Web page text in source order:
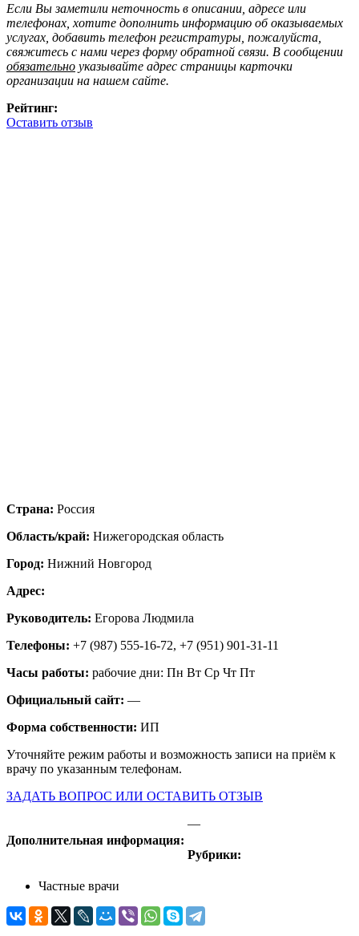
Если Вы заметили неточность в описании, адресе или
телефонах, хотите дополнить информацию об оказываемых
услугах, добавить телефон регистратуры, пожалуйста,
свяжитесь с нами через форму обратной связи. В сообщении
обязательно указывайте адрес страницы карточки
организации на нашем сайте.
Рейтинг:
Оставить отзыв
Страна: Россия
Область/край: Нижегородская область
Город: Нижний Новгород
Адрес:
Руководитель: Егорова Людмила
Телефоны: +7 (987) 555-16-72, +7 (951) 901-31-11
Часы работы: рабочие дни: Пн Вт Ср Чт Пт
Официальный сайт: —
Форма собственности: ИП
Уточняйте режим работы и возможность записи на приём к
врачу по указанным телефонам.
ЗАДАТЬ ВОПРОС ИЛИ ОСТАВИТЬ ОТЗЫВ
Дополнительная информация:
—
Рубрики:
Частные врачи